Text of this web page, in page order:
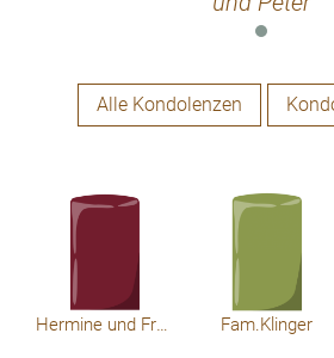
Alle Kondolenzen
Hermine und Franz Vacha Fam.Klinger